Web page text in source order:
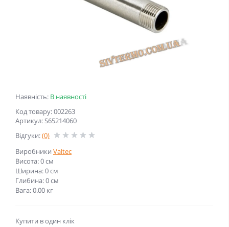
Наявність: В наявності
Код товару: 002263
Артикул: S65214060
Відгуки:(0)
Виробники Valtec
Висота: 0 см
Ширина: 0 см
Глибина: 0 см
Вага: 0.00 кг
Купити в один клік